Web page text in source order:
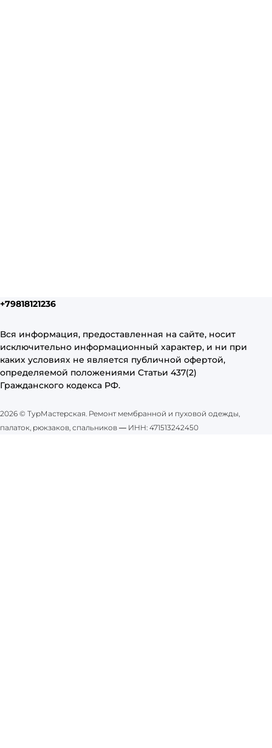
+79818121236
Вся информация, предоставленная на сайте, носит
исключительно информационный характер, и ни при
каких условиях не является публичной офертой,
определяемой положениями Статьи 437(2)
Гражданского кодекса РФ.
2026 © ТурМастерская. Ремонт мембранной и пуховой одежды,
палаток, рюкзаков, спальников — ИНН: 471513242450